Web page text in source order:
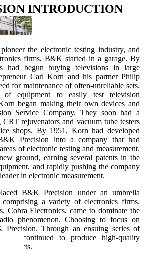
INTRODUCTION
the electronic testing industry, and
firms, B&K started in a garage. By
had begun buying televisions in large
Carl Korn and his partner Philip
for maintenance of often-unreliable sets.
equipment to easily test television
began making their own devices and
Service Company. They soon had a
rejuvenators and vacuum tube testers
shops. By 1951, Korn had developed
Precision into a company that had
of electronic testing and measurement.
ground, earning several patents in the
and rapidly pushing the company
in electronic measurement.
B&K Precision under an umbrella
comprising a variety of electronics firms.
Cobra Electronics, came to dominate the
phenomenon. Choosing to focus on
Through an ensuing series of
B&K continued to produce high-quality
products.